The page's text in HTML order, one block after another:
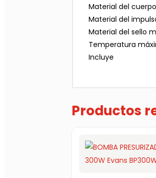
Material del cuerpo
Material del
Material del sello
Temperatura
Incluye
Productos